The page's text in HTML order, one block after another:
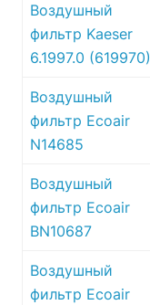
Воздушный
фильтр Kaeser
6.1997.0 (619970)
Воздушный
фильтр Ecoair
N14685
Воздушный
фильтр Ecoair
BN10687
Воздушный
фильтр Ecoair